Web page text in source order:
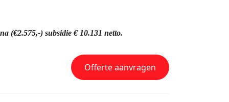
(€2.575,-) subsidie € 10.131 netto.
Offerte aanvragen